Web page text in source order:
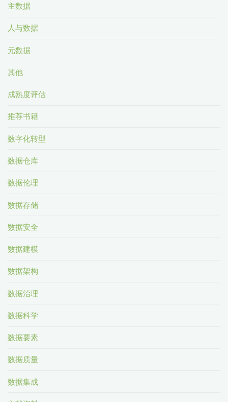
主数据
人与数据
元数据
其他
成熟度评估
推荐书籍
数字化转型
数据仓库
数据伦理
数据存储
数据安全
数据建模
数据架构
数据治理
数据科学
数据要素
数据质量
数据集成